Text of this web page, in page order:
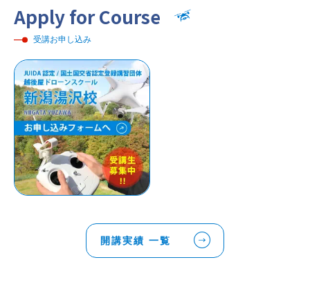
Apply for Course
受講お申し込み
開講実績 一覧